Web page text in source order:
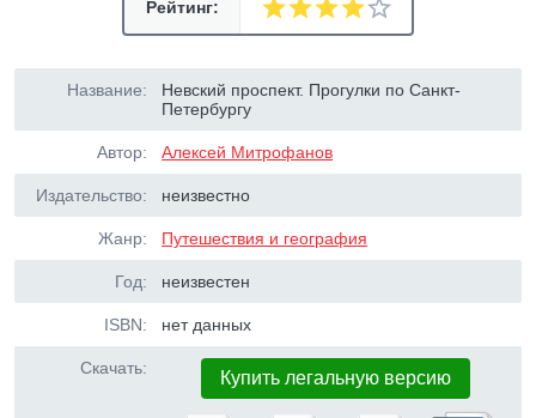
Рейтинг:
Название:
Невский проспект. Прогулки по Санкт-
Петербургу
Автор: Алексей Митрофанов
Издательство: неизвестно
Жанр: Путешествия и география
Год: неизвестен
ISBN: нет данных
Скачать: Купить легальную версию